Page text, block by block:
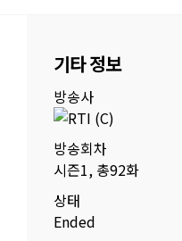
기타 정보
방송사
방송회차
시즌1, 총92화
상태
Ended